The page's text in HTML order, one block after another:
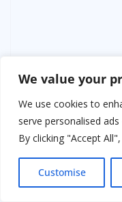
We value your
We use cookies to
serve personalised
By clicking "Accept
Customise